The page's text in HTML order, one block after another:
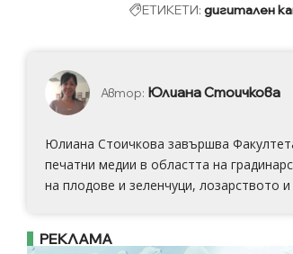
ЕТИКЕТИ: дигитален
Автор: Юлиана Стоичкова
Юлиана Стоичкова завършва
печатни медии в областта на
на плодове и зеленчуци, лозарството
РЕКЛАМА